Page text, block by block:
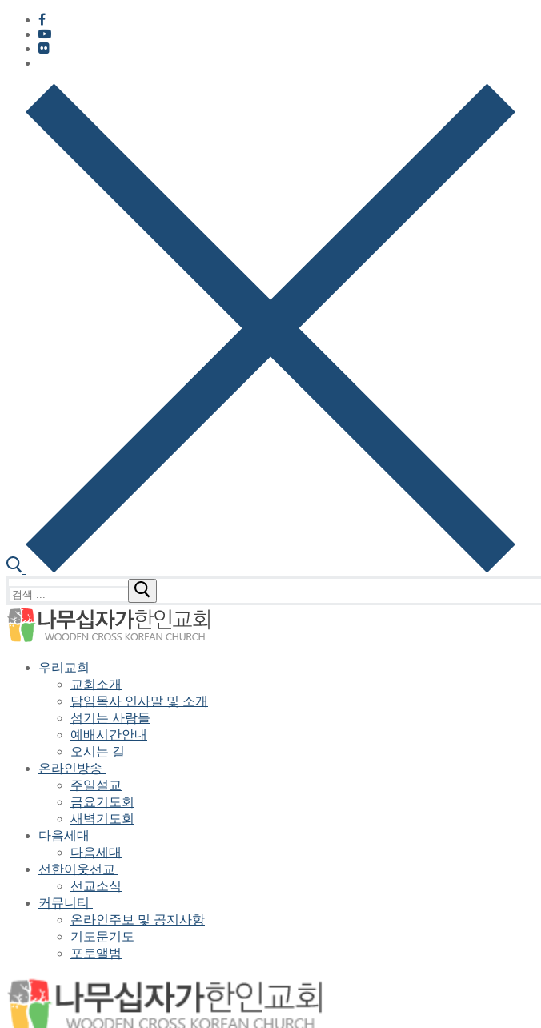
색
:
우리교회
교회소개
담임목사 인사말 및 소개
섬기는 사람들
예배시간안내
오시는 길
온라인방송
주일설교
금요기도회
새벽기도회
다음세대
다음세대
선한이웃선교
선교소식
커뮤니티
온라인주보 및 공지사항
기도문기도
포토앨범